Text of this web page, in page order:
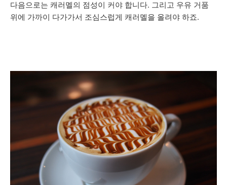
다음으로는 캐러멜의 점성이 커야 합니다. 그리고 우유 거품
위에 가까이 다가가서 조심스럽게 캐러멜을 올려야 하죠.